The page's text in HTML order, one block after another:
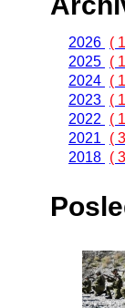
2026 (
2025 (
2024 (
2023 (
2022
(
2021
(
2018 (